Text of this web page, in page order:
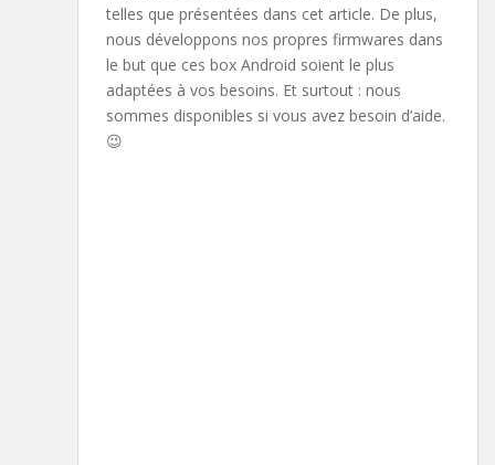
telles que présentées dans cet article. De plus,
nous développons nos propres firmwares dans
le but que ces box Android soient le plus
adaptées à vos besoins. Et surtout : nous
sommes disponibles si vous avez besoin d’aide.
😉